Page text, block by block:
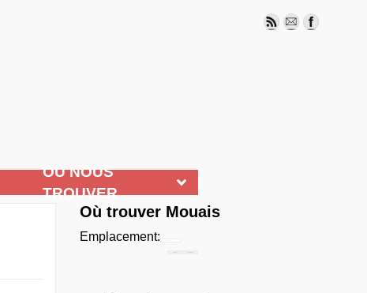
OÙ NOUS
TROUVER
Où trouver Mouais
Emplacement: